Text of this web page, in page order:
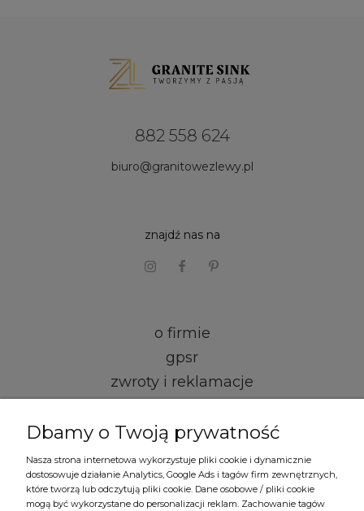
882 558 624
biuro@granitowezlewy.pl
o firmie
gpsr
zwroty i reklamacje
kontakt i dane firmy
regulamin
formy płatności
znajdź nas na
Dbamy o Twoją prywatność
Nasza strona internetowa wykorzystuje pliki cookie i dynamicznie
dostosowuje działanie Analytics, Google Ads i tagów firm zewnętrznych,
które tworzą lub odczytują pliki cookie. Dane osobowe / pliki cookie
mogą być wykorzystane do personalizacji reklam. Zachowanie tagów